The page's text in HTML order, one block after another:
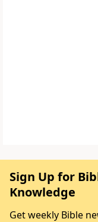
Sign Up for
Knowledge
Get weekly Bible